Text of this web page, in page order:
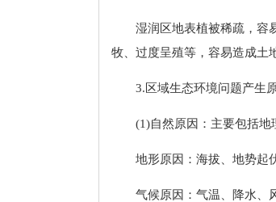
湿润区地表植被稀疏，容
牧、过度呈殖等，容易造成土
3.区域生态环境问题产生
(1)自然原因：主要包括地
地形原因：海拔、地势起
气候原因：气温、降水、